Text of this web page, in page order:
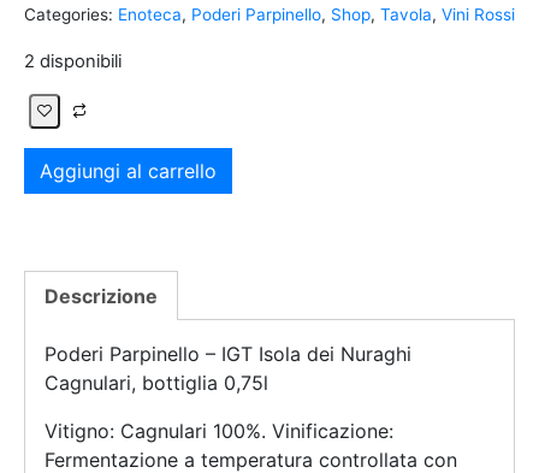
Categories: Enoteca, Poderi Parpinello, Shop, Tavola, Vini Rossi
2 disponibili
Aggiungi al carrello
Descrizione
Poderi Parpinello – IGT Isola dei Nuraghi
Cagnulari, bottiglia 0,75l
Vitigno: Cagnulari 100%. Vinificazione:
Fermentazione a temperatura controllata con